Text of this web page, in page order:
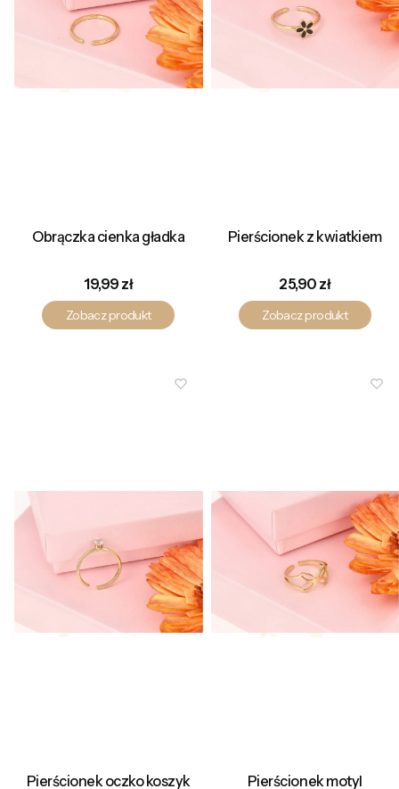
Obrączka cienka gładka
Cena
19,99 zł
Zobacz produkt
Pierścionek z kwiatkiem
Cena
25,90 zł
Zobacz produkt
Pierścionek oczko koszyk Pierścionek motyl